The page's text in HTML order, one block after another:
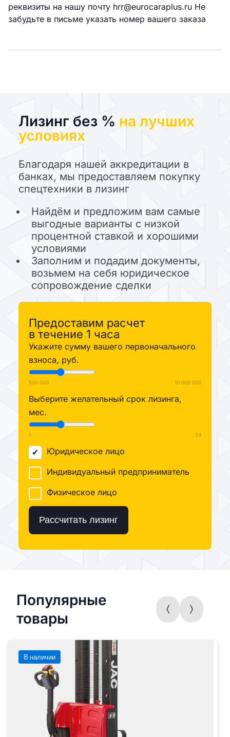
реквизиты на нашу почту hrr@eurocaraplus.ru Не
забудьте в письме указать номер вашего заказа
Лизинг без % на лучших
условиях
Благодаря нашей аккредитации в
банках, мы предоставляем покупку
спецтехники в лизинг
Найдём и предложим вам самые
выгодные варианты с низкой
процентной ставкой и хорошими
условиями
Заполним и подадим документы,
возьмем на себя юридическое
сопровождение сделки
Предоставим расчет
в течение 1 часа
Укажите сумму вашего первоначального
взноса, руб.
500 000 10 000 000
Выберите желательный срок лизинга,
мес.
1 24
Юридическое лицо
Индивидуальный предприниматель
Физическое лицо
Рассчитать лизинг
Популярные
товары
В наличии